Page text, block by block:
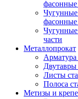
фасонные
фасонные
части
Металлопрокат
Арматура
Двутавры
Листы
Полоса
Метизы и